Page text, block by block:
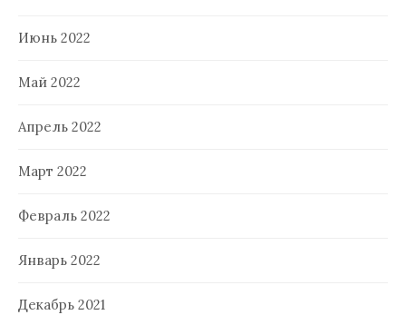
Июнь 2022
Май 2022
Апрель 2022
Март 2022
Февраль 2022
Январь 2022
Декабрь 2021